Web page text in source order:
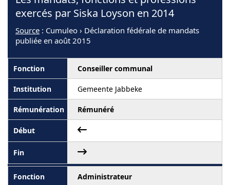
exercés par Siska Loyson en 2014
Source : Cumuleo › Déclaration fédérale de mandats
publiée en août 2015
Conseiller communal
Gemeente Jabbeke
Rémunéré
Administrateur